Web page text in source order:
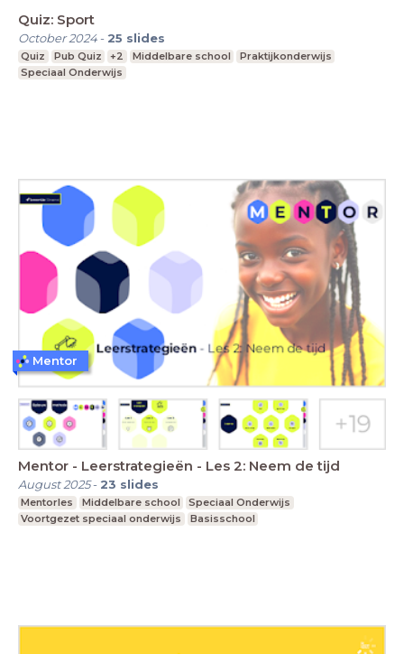
Quiz: Sport
October 2024- 25 slides
Quiz Pub Quiz +2 Middelbare school
Praktijkonderwijs
Speciaal Onderwijs
Mentor - Leerstrategieën - Les 2: Neem de tijd
August 2025- 23 slides
Mentorles Middelbare school
Speciaal Onderwijs
Voortgezet speciaal onderwijs
Basisschool
Mentor